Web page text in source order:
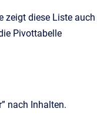
zeigt diese Liste auch
Pivottabelle
nach Inhalten.